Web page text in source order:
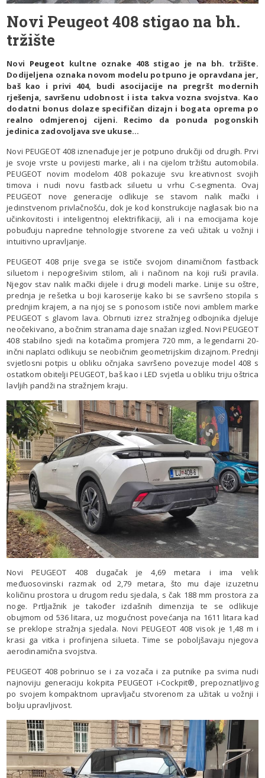
Novi Peugeot 408 stigao na bh.
tržište
Novi Peugeot kultne oznake 408 stigao je na bh. tržište.
Dodijeljena oznaka novom modelu potpuno je opravdana jer,
baš kao i privi 404, budi asocijacije na pregršt modernih
rješenja, savršenu udobnost i ista takva vozna svojstva. Kao
dodatni bonus dolaze specifičan dizajn i bogata oprema po
realno odmjerenoj cijeni. Recimo da ponuda pogonskih
jedinica zadovoljava sve ukuse…
Novi PEUGEOT 408 iznenađuje jer je potpuno drukčiji od drugih. Prvi
je svoje vrste u povijesti marke, ali i na cijelom tržištu automobila.
PEUGEOT novim modelom 408 pokazuje svu kreativnost svojih
timova i nudi novu fastback siluetu u vrhu C-segmenta. Ovaj
PEUGEOT nove generacije odlikuje se stavom nalik mački i
jedinstvenom privlačnošću, dok je kod konstrukcije naglasak bio na
učinkovitosti i inteligentnoj elektrifikaciji, ali i na emocijama koje
pobuđuju napredne tehnologije stvorene za veći užitak u vožnji i
intuitivno upravljanje.
PEUGEOT 408 prije svega se ističe svojom dinamičnom fastback
siluetom i nepogrešivim stilom, ali i načinom na koji ruši pravila.
Njegov stav nalik mački dijele i drugi modeli marke. Linije su oštre,
prednja je rešetka u boji karoserije kako bi se savršeno stopila s
prednjim krajem, a na njoj se s ponosom ističe novi amblem marke
PEUGEOT s glavom lava. Obrnuti izrez stražnjeg odbojnika djeluje
neočekivano, a bočnim stranama daje snažan izgled. Novi PEUGEOT
408 stabilno sjedi na kotačima promjera 720 mm, a legendarni 20-
inčni naplatci odlikuju se neobičnim geometrijskim dizajnom. Prednji
svjetlosni potpis u obliku očnjaka savršeno povezuje model 408 s
ostatkom obitelji PEUGEOT, baš kao i LED svjetla u obliku triju oštrica
lavljih pandži na stražnjem kraju.
Novi PEUGEOT 408 dugačak je 4,69 metara i ima velik
međuosovinski razmak od 2,79 metara, što mu daje izuzetnu
količinu prostora u drugom redu sjedala, s čak 188 mm prostora za
noge. Prtljažnik je također izdašnih dimenzija te se odlikuje
obujmom od 536 litara, uz mogućnost povećanja na 1611 litara kad
se preklope stražnja sjedala. Novi PEUGEOT 408 visok je 1,48 m i
krasi ga vitka i profinjena silueta. Time se poboljšavaju njegova
aerodinamična svojstva.
PEUGEOT 408 pobrinuo se i za vozača i za putnike pa svima nudi
najnoviju generaciju kokpita PEUGEOT i-Cockpit®, prepoznatljivog
po svojem kompaktnom upravljaču stvorenom za užitak u vožnji i
bolju upravljivost.